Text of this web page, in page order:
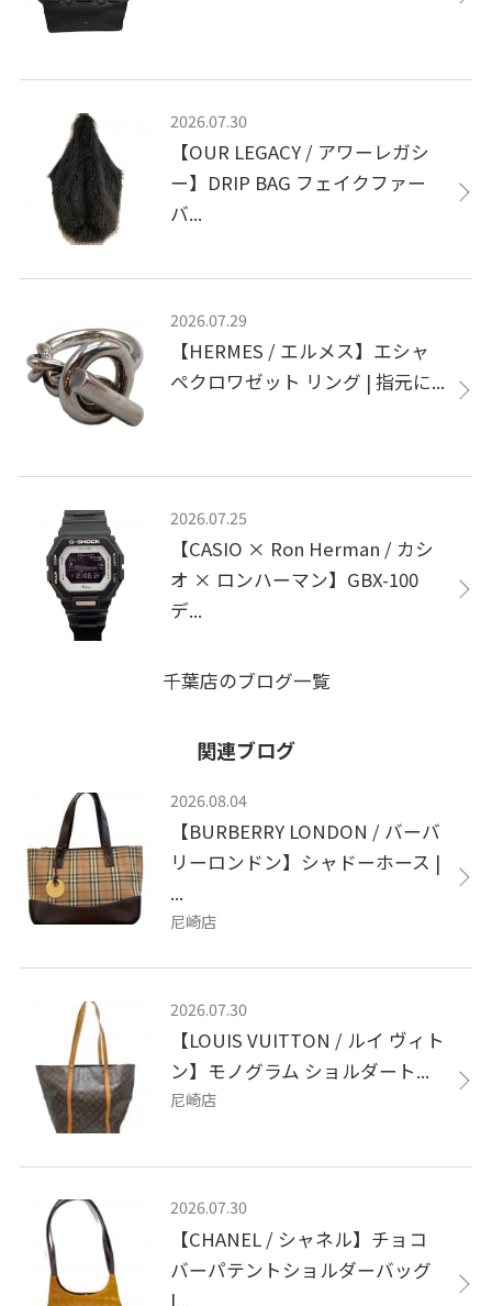
2026.07.30
【OUR LEGACY / アワーレガシ
ー】DRIP BAG フェイクファー
バ...
2026.07.29
【HERMES / エルメス】エシャ
ペクロワゼット リング | 指元に...
2026.07.25
【CASIO × Ron Herman / カシ
オ × ロンハーマン】GBX-100
デ...
千葉店のブログ一覧
関連ブログ
2026.08.04
【BURBERRY LONDON / バーバ
リーロンドン】シャドーホース |
...
尼崎店
2026.07.30
【LOUIS VUITTON / ルイ ヴィト
ン】モノグラム ショルダート...
尼崎店
2026.07.30
【CHANEL / シャネル】チョコ
バーパテントショルダーバッグ
|...